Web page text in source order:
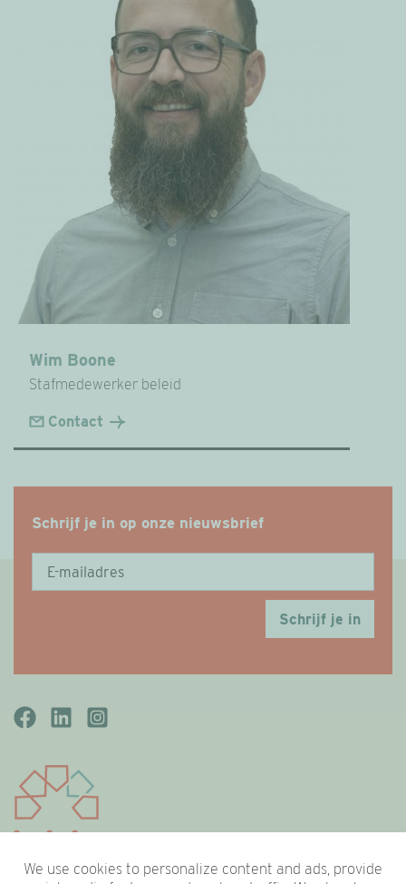
Wim Boone
Stafmedewerker beleid
Contact
We use cookies to personalize content and ads, provide
Schrijf je in op onze nieuwsbrief
Schrijf je in